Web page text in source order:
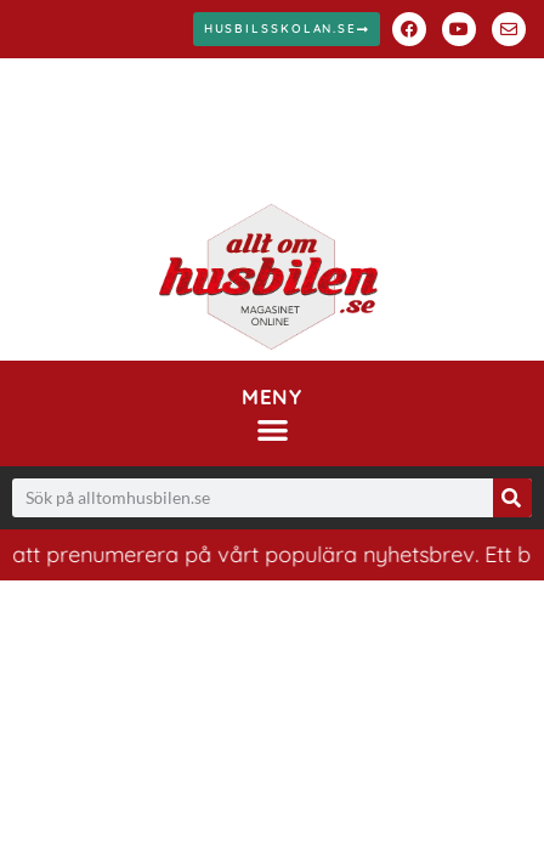
HUSBILSSKOLAN.SE
MENY
på vårt populära nyhetsbrev. Ett bra sätt